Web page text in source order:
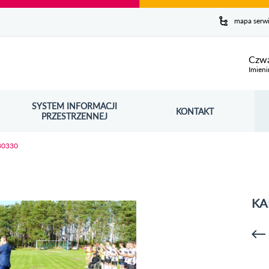
mapa
SYSTEM INFORMACJI
PRZESTRZENNEJ
OTWORZY SIĘ W NOWYM OKNIE KONTAKT